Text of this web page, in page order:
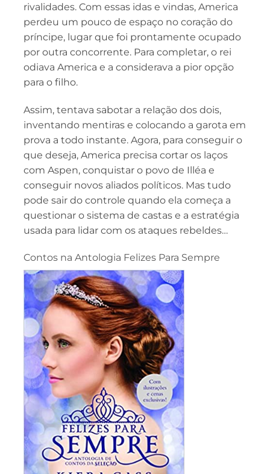
rivalidades. Com essas idas e vindas, America
perdeu um pouco de espaço no coração do
príncipe, lugar que foi prontamente ocupado
por outra concorrente. Para completar, o rei
odiava America e a considerava a pior opção
para o filho.
Assim, tentava sabotar a relação dos dois,
inventando mentiras e colocando a garota em
prova a todo instante. Agora, para conseguir o
que deseja, America precisa cortar os laços
com Aspen, conquistar o povo de Illéa e
conseguir novos aliados políticos. Mas tudo
pode sair do controle quando ela começa a
questionar o sistema de castas e a estratégia
usada para lidar com os ataques rebeldes…
Contos na Antologia Felizes Para Sempre